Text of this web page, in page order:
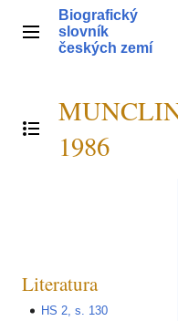
obsahHlavní menu
Biografický
slovník
českých zemí
Přepnout obsah
1986
Literatura
HS 2, s. 130